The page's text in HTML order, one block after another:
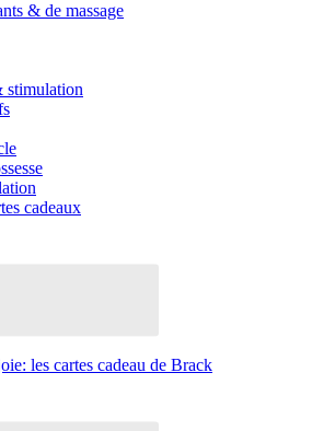
& de massage
stimulation
cadeaux
les cartes cadeau de Brack